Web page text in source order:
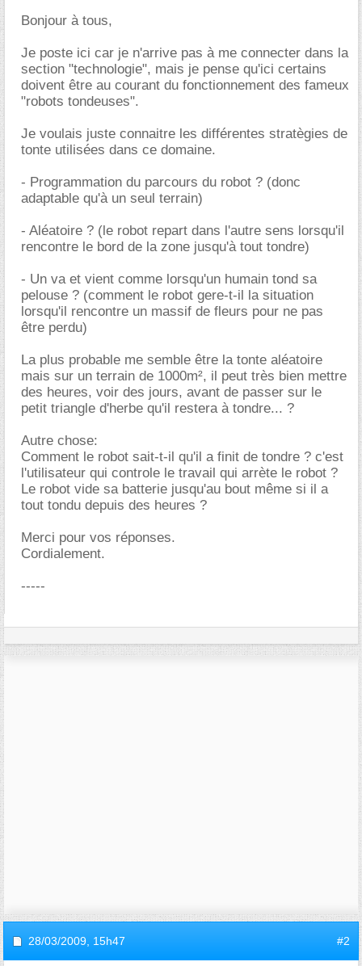
Bonjour à tous,
Je poste ici car je n'arrive pas à me connecter dans la
section "technologie", mais je pense qu'ici certains
doivent être au courant du fonctionnement des fameux
"robots tondeuses".
Je voulais juste connaitre les différentes stratègies de
tonte utilisées dans ce domaine.
- Programmation du parcours du robot ? (donc
adaptable qu'à un seul terrain)
- Aléatoire ? (le robot repart dans l'autre sens lorsqu'il
rencontre le bord de la zone jusqu'à tout tondre)
- Un va et vient comme lorsqu'un humain tond sa
pelouse ? (comment le robot gere-t-il la situation
lorsqu'il rencontre un massif de fleurs pour ne pas
être perdu)
La plus probable me semble être la tonte aléatoire
mais sur un terrain de 1000m², il peut très bien mettre
des heures, voir des jours, avant de passer sur le
petit triangle d'herbe qu'il restera à tondre... ?
Autre chose:
Comment le robot sait-t-il qu'il a finit de tondre ? c'est
l'utilisateur qui controle le travail qui arrète le robot ?
Le robot vide sa batterie jusqu'au bout même si il a
tout tondu depuis des heures ?
Merci pour vos réponses.
Cordialement.
-----
28/03/2009, 15h47 #2